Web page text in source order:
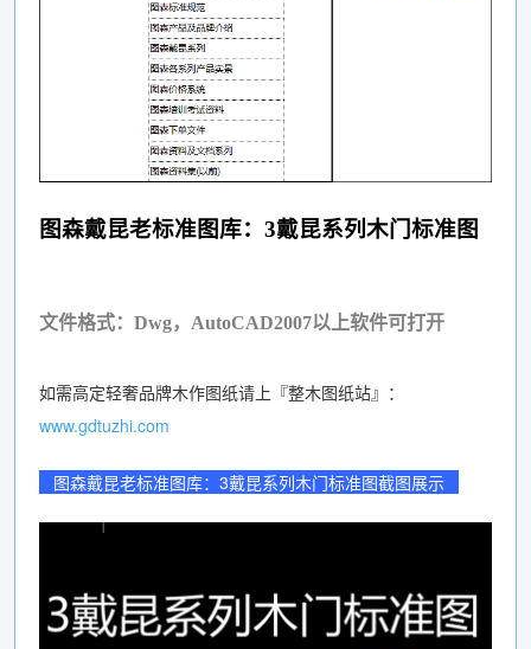
图森戴昆老标准图库：3戴昆系列木门标准图
文件格式：Dwg，AutoCAD2007以上软件可打开
如需高定轻奢品牌木作图纸请上『整木图纸站』：
www.gdtuzhi.com
图森戴昆老标准图库：3戴昆系列木门标准图截图展示